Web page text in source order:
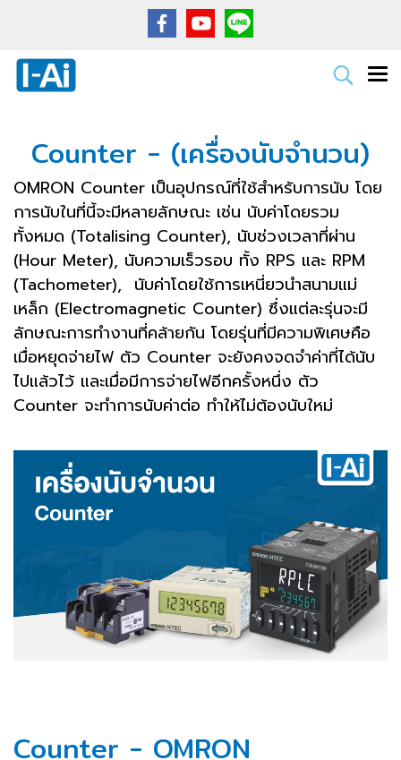
Counter - (เครื่องนับจำนวน)
OMRON Counter เป็นอุปกรณ์ที่ใช้สำหรับการนับ โดย
การนับในที่นี้จะมีหลายลักษณะ เช่น นับค่าโดยรวม
ทั้งหมด (Totalising Counter), นับช่วงเวลาที่ผ่าน
(Hour Meter), นับความเร็วรอบ ทั้ง RPS และ RPM
(Tachometer), นับค่าโดยใช้การเหนี่ยวนำสนามแม่
เหล็ก (Electromagnetic Counter) ซึ่งแต่ละรุ่นจะมี
ลักษณะการทำงานที่คล้ายกัน โดยรุ่นที่มีความพิเศษคือ
เมื่อหยุดจ่ายไฟ ตัว Counter จะยังคงจดจำค่าที่ได้นับ
ไปแล้วไว้ และเมื่อมีการจ่ายไฟอีกครั้งหนึ่ง ตัว
Counter จะทำการนับค่าต่อ ทำให้ไม่ต้องนับใหม่
Counter - OMRON